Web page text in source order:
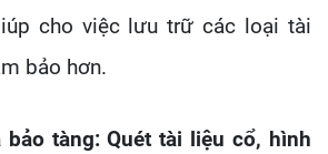
cho việc lưu trữ các loại tài
bảo hơn.
tàng: Quét tài liệu cổ, hình